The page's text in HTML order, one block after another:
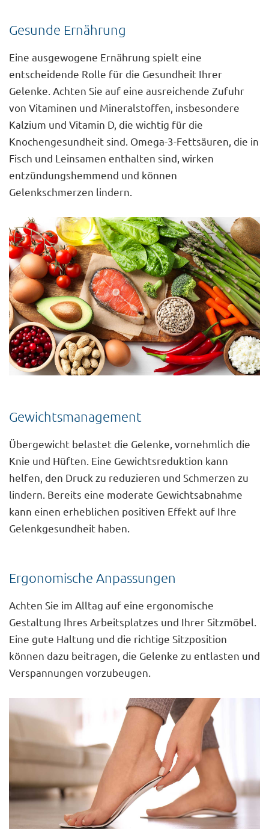
Gesunde Ernährung
Eine ausgewogene Ernährung spielt eine
entscheidende Rolle für die Gesundheit Ihrer
Gelenke. Achten Sie auf eine ausreichende Zufuhr
von Vitaminen und Mineralstoffen, insbesondere
Kalzium und Vitamin D, die wichtig für die
Knochengesundheit sind. Omega-3-Fettsäuren, die in
Fisch und Leinsamen enthalten sind, wirken
entzündungshemmend und können
Gelenkschmerzen lindern.
Gewichtsmanagement
Übergewicht belastet die Gelenke, vornehmlich die
Knie und Hüften. Eine Gewichtsreduktion kann
helfen, den Druck zu reduzieren und Schmerzen zu
lindern. Bereits eine moderate Gewichtsabnahme
kann einen erheblichen positiven Effekt auf Ihre
Gelenkgesundheit haben.
Ergonomische Anpassungen
Achten Sie im Alltag auf eine ergonomische
Gestaltung Ihres Arbeitsplatzes und Ihrer Sitzmöbel.
Eine gute Haltung und die richtige Sitzposition
können dazu beitragen, die Gelenke zu entlasten und
Verspannungen vorzubeugen.